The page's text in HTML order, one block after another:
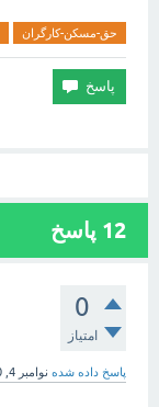
حق-مسکن-کارگران
12 پاسخ
0
امتیاز
پاسخ داده شده نوامبر 4, 2020